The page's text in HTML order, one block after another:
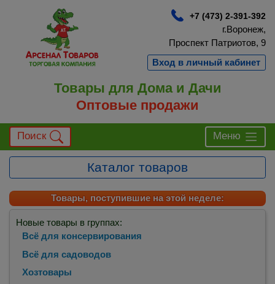
+7 (473) 2-391-392
г.Воронеж,
Проспект Патриотов, 9
Вход в личный кабинет
Товары для Дома и Дачи
Оптовые продажи
Поиск Меню
Каталог товаров
Товары, поступившие на этой неделе:
Новые товары в группах:
Всё для консервирования
Всё для садоводов
Хозтовары